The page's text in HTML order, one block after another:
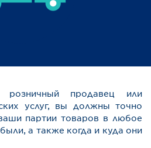
розничный продавец или
услуг, вы должны точно
партии товаров в любое
а также когда и куда они